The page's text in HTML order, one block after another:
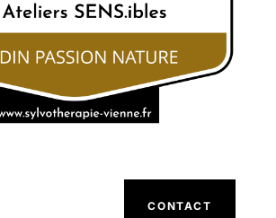
CONTACT